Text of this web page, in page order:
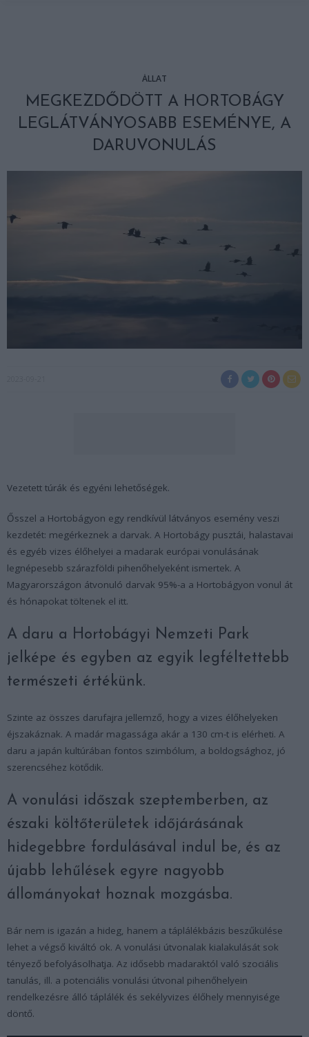
ÁLLAT
MEGKEZDŐDÖTT A HORTOBÁGY
LEGLÁTVÁNYOSABB ESEMÉNYE, A
DARUVONULÁS
Vezetett túrák és egyéni lehetőségek.
Ősszel a Hortobágyon egy rendkívül látványos esemény veszi
kezdetét: megérkeznek a darvak. A Hortobágy pusztái, halastavai
és egyéb vizes élőhelyei a madarak európai vonulásának
legnépesebb szárazföldi pihenőhelyeként ismertek. A
Magyarországon átvonuló darvak 95%-a a Hortobágyon vonul át
és hónapokat töltenek el itt.
A daru a Hortobágyi Nemzeti Park
jelképe és egyben az egyik legféltettebb
természeti értékünk.
Szinte az összes darufajra jellemző, hogy a vizes élőhelyeken
éjszakáznak. A madár magassága akár a 130 cm-t is elérheti. A
daru a japán kultúrában fontos szimbólum, a boldogsághoz, jó
szerencséhez kötődik.
A vonulási időszak szeptemberben, az
északi költőterületek időjárásának
hidegebbre fordulásával indul be, és az
újabb lehűlések egyre nagyobb
állományokat hoznak mozgásba.
Bár nem is igazán a hideg, hanem a táplálékbázis beszűkülése
lehet a végső kiváltó ok. A vonulási útvonalak kialakulását sok
tényező befolyásolhatja. Az idősebb madaraktól való szociális
tanulás, ill. a potenciális vonulási útvonal pihenőhelyein
rendelkezésre álló táplálék és sekélyvizes élőhely mennyisége
döntő.